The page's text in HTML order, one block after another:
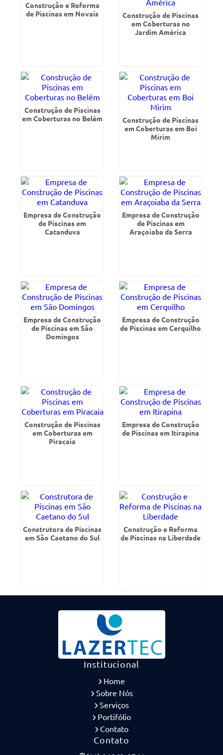
Construção e Reforma
de Piscinas em Novais
Construção de Piscinas
em Coberturas no
Jardim América
Construção de Piscinas
em Coberturas no Belém
Construção de Piscinas
em Coberturas em Boi
Mirim
Empresa de Construção
de Piscinas em
Catanduva
Empresa de Construção
de Piscinas em
Araçoiaba da Serra
Empresa de Construção
de Piscinas em São
Domingos
Empresa de Construção
de Piscinas em Cerquilho
Construção de Piscinas
em Coberturas em
Piracaia
Empresa de Construção
de Piscinas em Itirapina
Construtora de Piscinas
em São Caetano do Sul
Construção e Reforma
de Piscinas na Liberdade
Institucional
Home
Sobre Nós
Serviços
Portifólio
Contato
Contato